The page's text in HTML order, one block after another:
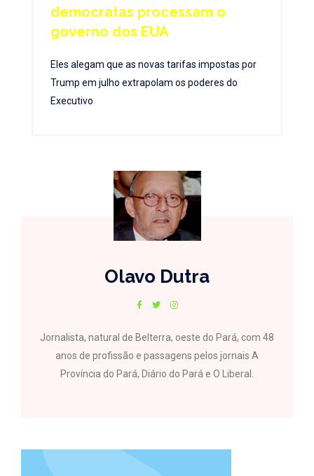
democratas processam o
governo dos EUA
Eles alegam que as novas tarifas impostas por
Trump em julho extrapolam os poderes do
Executivo
Olavo Dutra
Jornalista, natural de Belterra, oeste do Pará, com 48
anos de profissão e passagens pelos jornais A
Província do Pará, Diário do Pará e O Liberal.